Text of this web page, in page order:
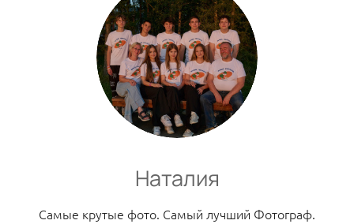
Наталия
Самые крутые фото. Самый лучший Фотограф.